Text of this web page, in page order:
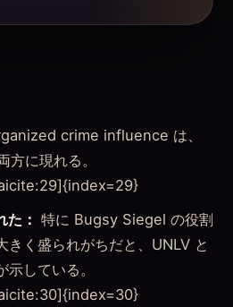
crime influence は、
に現れる。
た： 特に Bugsy Siegel の役割
く盛られがちだと、UNLV と
している。